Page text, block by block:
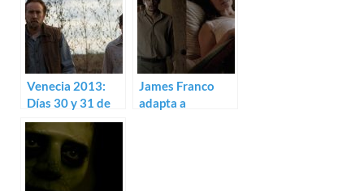
God
Venecia 2013:
Días 30 y 31 de
agosto
James Franco
adapta a